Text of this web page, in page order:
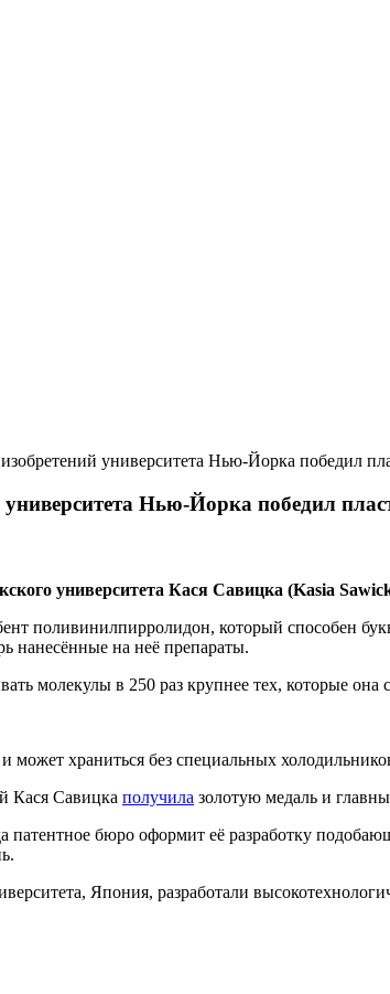
университета Нью-Йорка победил
университета Нью-Йорка победил
университета Кася Савицка (Kasia
поливинилпирролидон, который способен
нанесённые на неё препараты.
молекулы в 250 раз крупнее тех, которые
может храниться без специальных
Кася Савицка получила золотую медаль и
бюро оформит её разработку
Япония, разработали